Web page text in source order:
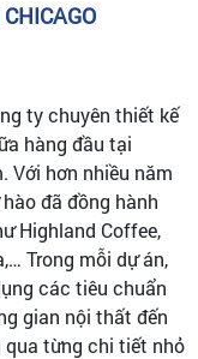
ty chuyên thiết kế
hàng đầu tại
Với hơn nhiều năm
đã đồng hành
Highland Coffee,
Trong mỗi dự án,
các tiêu chuẩn
gian nội thất đến
qua từng chi tiết nhỏ